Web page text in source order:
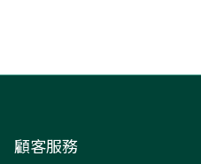
顧客服務